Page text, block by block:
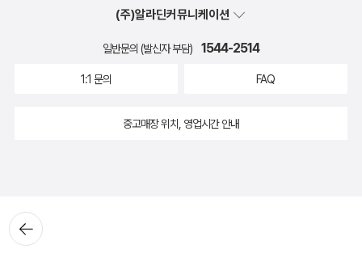
뒤로가
기
(주)알라딘커뮤니케이션
일반문의 (발신자 부담) 1544-2514
1:1 문의 FAQ
중고매장 위치, 영업시간 안내